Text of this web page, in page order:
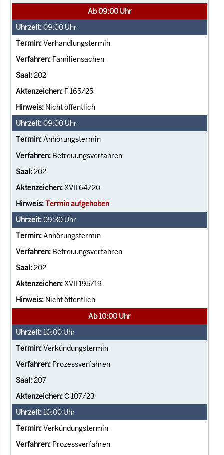
Ab 09:00 Uhr
09:00 Uhr
Verhandlungstermin
Familiensachen
202
F 165/25
Nicht öffentlich
09:00 Uhr
Anhörungstermin
Betreuungsverfahren
202
XVII 64/20
Termin aufgehoben
09:30 Uhr
Anhörungstermin
Betreuungsverfahren
202
XVII 195/19
Nicht öffentlich
Ab 10:00 Uhr
10:00 Uhr
Verkündungstermin
Prozessverfahren
207
C 107/23
10:00 Uhr
Verkündungstermin
Prozessverfahren